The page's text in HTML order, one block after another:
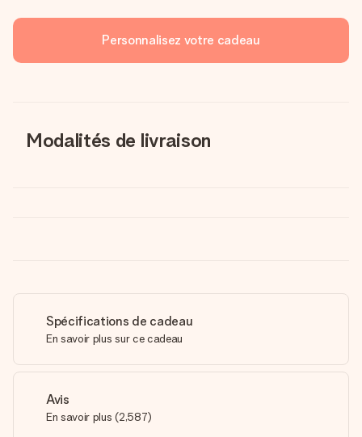
Personnalisez votre cadeau
Modalités de livraison
Spécifications de cadeau
En savoir plus sur ce cadeau
Avis
En savoir plus (2,587)